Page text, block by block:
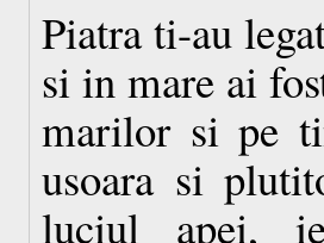
Piatra ti-au
si in mare ai
marilor si pe
usoara si
luciul apei,